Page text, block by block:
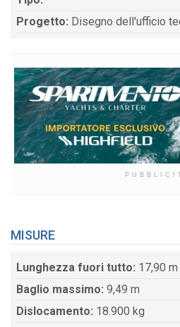
Progetto: Disegno dell'ufficio
MISURE
Lunghezza fuori tutto: 17,90 m
Baglio massimo: 9,49 m
Dislocamento: 18.900 kg